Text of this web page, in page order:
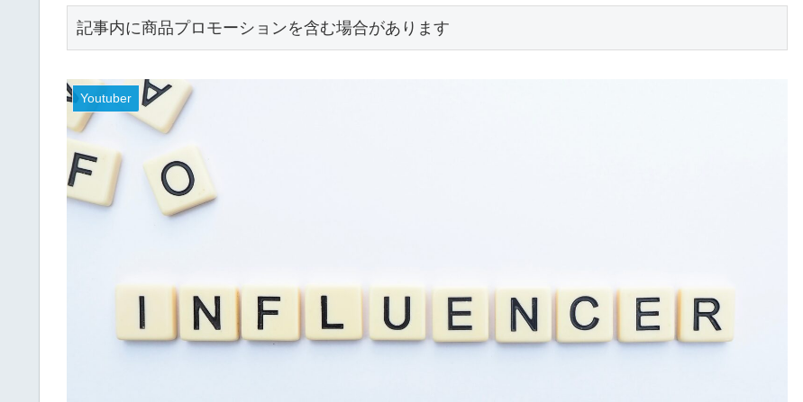
記事内に商品プロモーションを含む場合があります
Youtuber